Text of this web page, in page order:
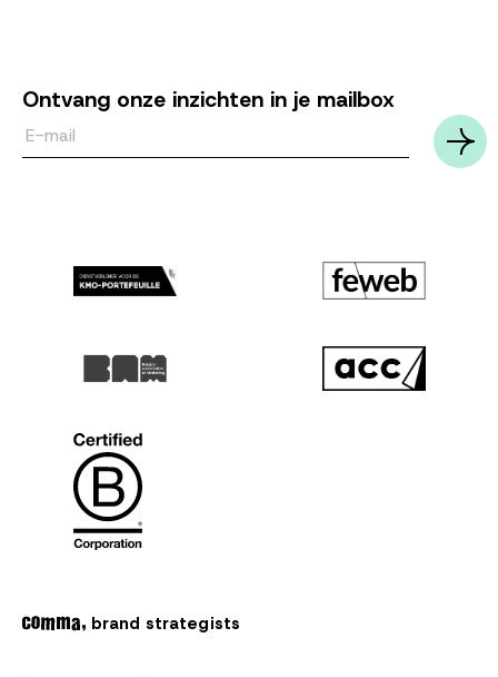
Ontvang onze inzichten in je mailbox
brand strategists